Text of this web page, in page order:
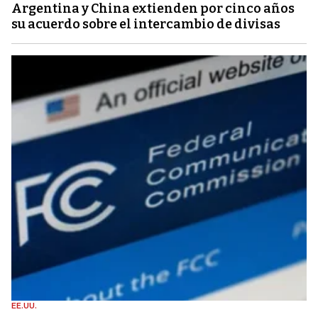
Argentina y China extienden por cinco años
su acuerdo sobre el intercambio de divisas
EE.UU.